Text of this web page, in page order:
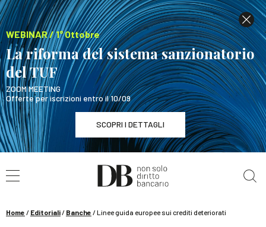
WEBINAR / 1° Ottobre
La riforma del sistema sanzionatorio
del TUF
ZOOM MEETING
Offerte per iscrizioni entro il 10/09
SCOPRI I DETTAGLI
WEBINAR / 1° Ottobre
La riforma del sistema sanzionatorio del TUF
Home / Editoriali/ Banche /Linee guida europee sui crediti deteriorati